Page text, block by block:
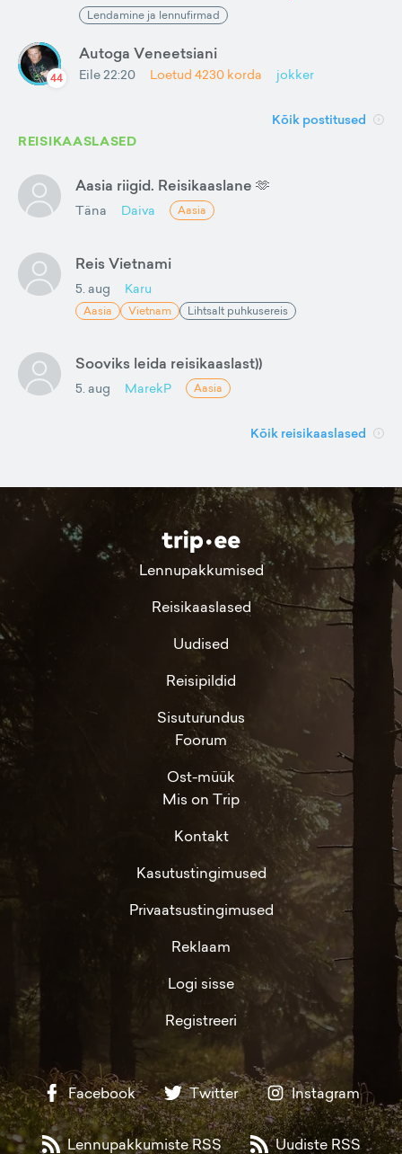
Lendamine ja lennufirmad
44
Autoga Veneetsiani
Eile 22:20 Loetud 4230 korda jokker
Kõik postitused
REISIKAASLASED
Aasia riigid. Reisikaaslane 🫶
Täna Daiva Aasia
Reis Vietnami
5. aug Karu
Aasia Vietnam Lihtsalt puhkusereis
Sooviks leida reisikaaslast))
5. aug MarekP Aasia
Kõik reisikaaslased
Lennupakkumised
Reisikaaslased
Uudised
Reisipildid
Sisuturundus
Foorum
Ost-müük
Mis on Trip
Kontakt
Kasutustingimused
Privaatsustingimused
Reklaam
Logi sisse
Registreeri
Facebook Twitter Instagram
Lennupakkumiste RSS Uudiste RSS